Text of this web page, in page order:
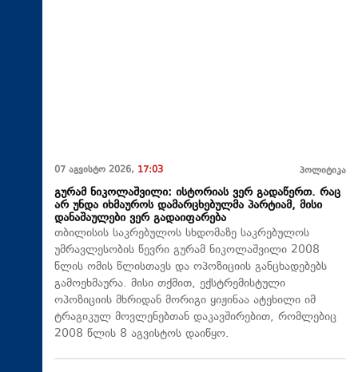
07 აგვისტო 2026, 17:03 პოლიტიკა
გურამ ნიკოლაშვილი: ისტორიას ვერ გადაწერთ. რაც
არ უნდა იხმაუროს დამარცხებულმა პარტიამ, მისი
დანაშაულები ვერ გადაიფარება
თბილისის საკრებულოს სხდომაზე საკრებულოს
უმრავლესობის წევრი გურამ ნიკოლაშვილი 2008
წლის ომის წლისთავს და ოპოზიციის განცხადებებს
გამოეხმაურა. მისი თქმით, ექსტრემისტული
ოპოზიციის მხრიდან მორიგი ყიჟინაა ატეხილი იმ
ტრაგიკულ მოვლენებთან დაკავშირებით, რომლებიც
2008 წლის 8 აგვისტოს დაიწყო.